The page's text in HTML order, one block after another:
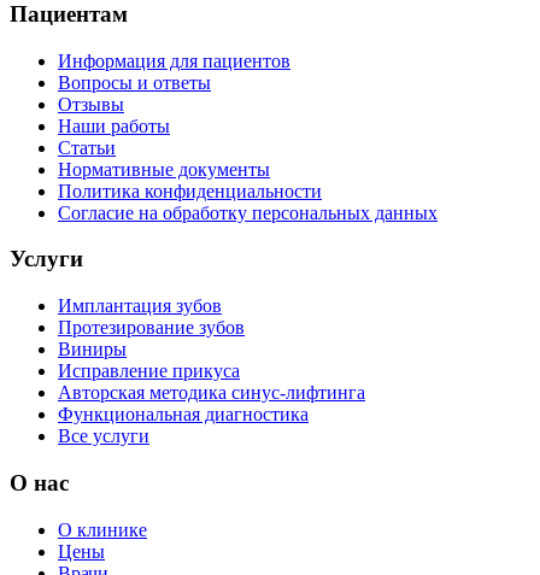
Пациентам
Информация для пациентов
Вопросы и ответы
Отзывы
Наши работы
Статьи
Нормативные документы
Политика конфиденциальности
Согласие на обработку персональных данных
Услуги
Имплантация зубов
Протезирование зубов
Виниры
Исправление прикуса
Авторская методика синус-лифтинга
Функциональная диагностика
Все услуги
О нас
О клинике
Цены